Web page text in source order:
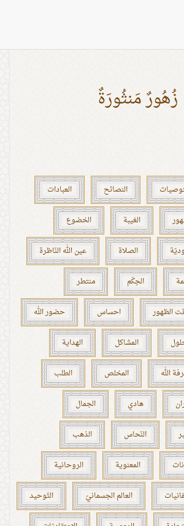
زُهُورٌ مَنثُورَةٌ
النصائح العبادات
الغيبة الخضوع
الصلاة عين الله النّاظرة
الحِكَم منتطر
الظهور احساس حضور الله
المشاكل الهداية
الله المخلص الطلب
هادي الجمال
النّحاس الذهب
المعنوية الروحانية
العالم الجسمانيّ التّوحيد